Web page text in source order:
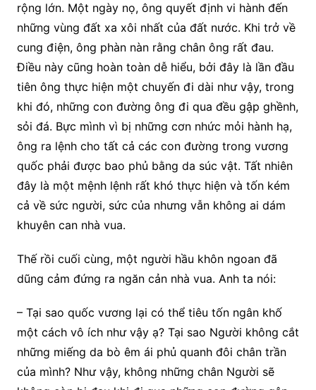
rộng lớn. Một ngày nọ, ông quyết định vi hành đến
những vùng đất xa xôi nhất của đất nước. Khi trở về
cung điện, ông phàn nàn rằng chân ông rất đau.
Điều này cũng hoàn toàn dễ hiểu, bởi đây là lần đầu
tiên ông thực hiện một chuyến đi dài như vậy, trong
khi đó, những con đường ông đi qua đều gập ghềnh,
sỏi đá. Bực mình vì bị những cơn nhức mỏi hành hạ,
ông ra lệnh cho tất cả các con đường trong vương
quốc phải được bao phủ bằng da súc vật. Tất nhiên
đây là một mệnh lệnh rất khó thực hiện và tốn kém
cả về sức người, sức của nhưng vẫn không ai dám
khuyên can nhà vua.
Thế rồi cuối cùng, một người hầu khôn ngoan đã
dũng cảm đứng ra ngăn cản nhà vua. Anh ta nói:
– Tại sao quốc vương lại có thể tiêu tốn ngân khố
một cách vô ích như vậy ạ? Tại sao Người không cắt
những miếng da bò êm ái phủ quanh đôi chân trần
của mình? Như vậy, không những chân Người sẽ